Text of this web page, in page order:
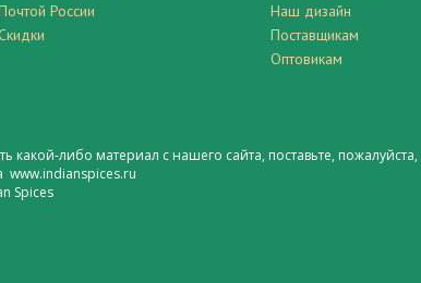
России
Наш дизайн
Поставщикам
Оптовикам
какой-либо материал с нашего сайта, поставьте, пожалуйста,
www.indianspices.ru
Spices